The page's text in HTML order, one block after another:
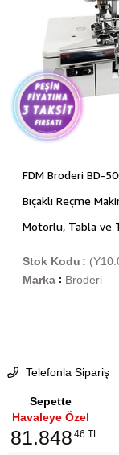
FDM Broderi BD-
Bıçaklı Reçme
Motorlu, Tabla ve
Stok Kodu
Marka : Broderi
Telefonla Sipariş
Sepette
Havaleye Özel
81.848 46 TL